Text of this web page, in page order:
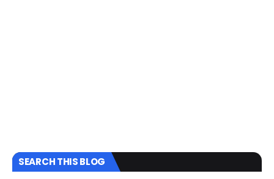
SEARCH THIS BLOG